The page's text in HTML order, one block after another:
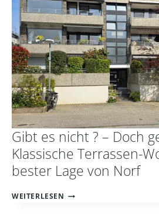
MIT
ATELIER
UND
GEWERBEFLÄCHE
IN
HEINSBERG
Gibt es nicht ? – Doch
Klassische Terrassen-
bester Lage von Norf
WEITERLESEN GIBT